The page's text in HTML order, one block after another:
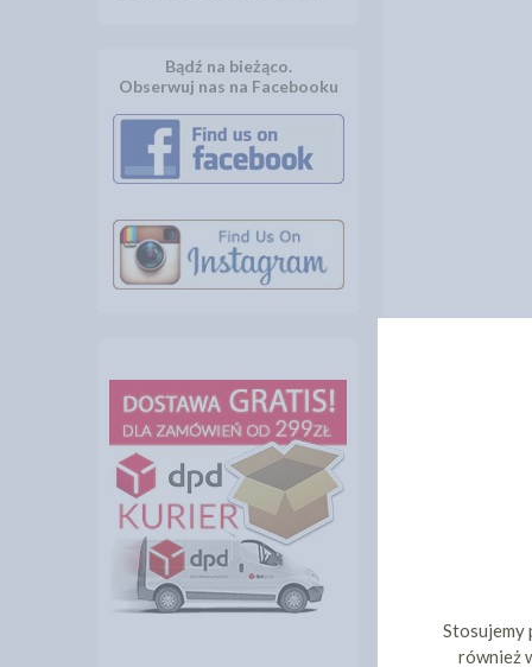
Bądź na bieżąco.
Obserwuj nas na Facebooku
OKRĄGŁE
Stosujemy
również